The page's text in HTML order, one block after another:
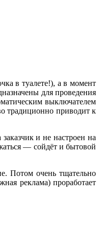
в туалете!), а в момент
для проведения
выключателем
традиционно приводит к
и не настроен на
— сойдёт и бытовой
Потом очень тщательно
реклама) проработает